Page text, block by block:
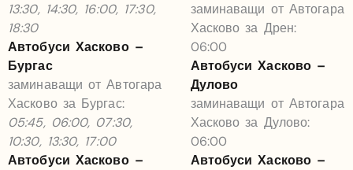
13:30, 14:30, 16:00, 17:30,
18:30
Автобуси Хасково –
Бургас
заминаващи от Автогара
Хасково за Бургас:
05:45, 06:00, 07:30,
10:30, 13:30, 17:00
Автобуси Хасково –
заминаващи от Автогара
Хасково за Дрен:
06:00
Автобуси Хасково –
Дулово
заминаващи от Автогара
Хасково за Дулово:
06:00
Автобуси Хасково –